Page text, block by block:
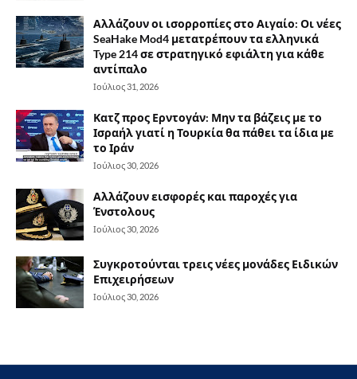
Αλλάζουν οι ισορροπίες στο Αιγαίο: Οι νέες
SeaHake Mod4 μετατρέπουν τα ελληνικά
Type 214 σε στρατηγικό εφιάλτη για κάθε
αντίπαλο
Ιούλιος 31, 2026
Κατζ προς Ερντογάν: Μην τα βάζεις με το
Ισραήλ γιατί η Τουρκία θα πάθει τα ίδια με
το Ιράν
Ιούλιος 30, 2026
Αλλάζουν εισφορές και παροχές για
Ένστολους
Ιούλιος 30, 2026
Συγκροτούνται τρεις νέες μονάδες Ειδικών
Επιχειρήσεων
Ιούλιος 30, 2026